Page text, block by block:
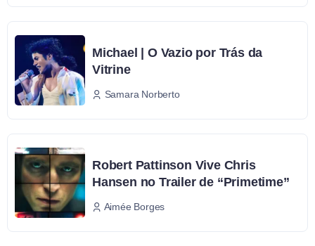
Michael | O Vazio por Trás da
Vitrine
Samara Norberto
Robert Pattinson Vive Chris
Hansen no Trailer de “Primetime”
Aimée Borges